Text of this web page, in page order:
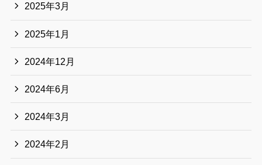
2025年3月
2025年1月
2024年12月
2024年6月
2024年3月
2024年2月